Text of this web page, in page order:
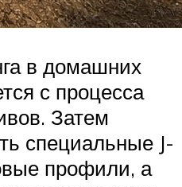
в домашних
с процесса
Затем
специальные J-
профили, а